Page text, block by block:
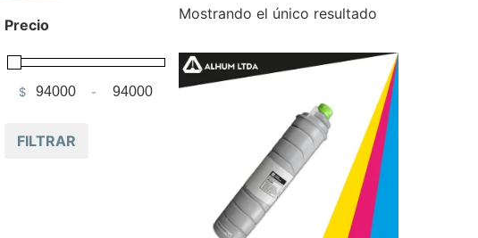
Precio
$ Minimum Price
-Maximum Price
FILTRAR
Mostrando el único resultado